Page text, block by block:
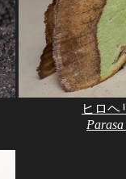
ヒロヘ